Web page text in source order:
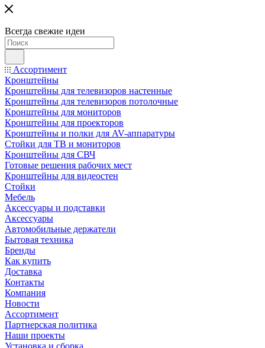
Всегда свежие идеи
Ассортимент
Кронштейны
Кронштейны для телевизоров настенные
Кронштейны для телевизоров потолочные
Кронштейны для мониторов
Кронштейны для проекторов
Кронштейны и полки для AV-аппаратуры
Стойки для ТВ и мониторов
Кронштейны для СВЧ
Готовые решения рабочих мест
Кронштейны для видеостен
Стойки
Мебель
Аксессуары и подставки
Аксессуары
Автомобильные держатели
Бытовая техника
Бренды
Как купить
Доставка
Контакты
Компания
Новости
Ассортимент
Партнерская политика
Наши проекты
Установка и сборка